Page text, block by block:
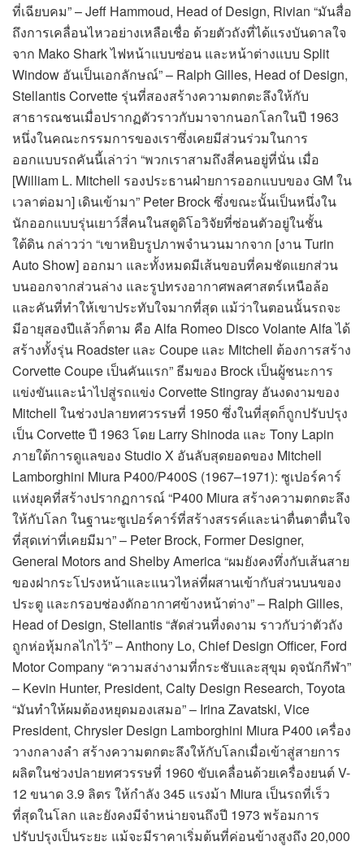
ที่เฉียบคม” – Jeff Hammoud, Head of Design, Rivian “มันสื่อ
ถึงการเคลื่อนไหวอย่างเหลือเชื่อ ด้วยตัวถังที่ได้แรงบันดาลใจ
จาก Mako Shark ไฟหน้าแบบซ่อน และหน้าต่างแบบ Split
Window อันเป็นเอกลักษณ์” – Ralph Gilles, Head of Design,
Stellantis Corvette รุ่นที่สองสร้างความตกตะลึงให้กับ
สาธารณชนเมื่อปรากฏตัวราวกับมาจากนอกโลกในปี 1963
หนึ่งในคณะกรรมการของเราซึ่งเคยมีส่วนร่วมในการ
ออกแบบรถคันนี้เล่าว่า “พวกเราสามถึงสี่คนอยู่ที่นั่น เมื่อ
[William L. Mitchell รองประธานฝ่ายการออกแบบของ GM ใน
เวลาต่อมา] เดินเข้ามา” Peter Brock ซึ่งขณะนั้นเป็นหนึ่งใน
นักออกแบบรุ่นเยาว์สี่คนในสตูดิโอวิจัยที่ซ่อนตัวอยู่ในชั้น
ใต้ดิน กล่าวว่า “เขาหยิบรูปภาพจำนวนมากจาก [งาน Turin
Auto Show] ออกมา และทั้งหมดมีเส้นขอบที่คมชัดแยกส่วน
บนออกจากส่วนล่าง และรูปทรงอากาศพลศาสตร์เหนือล้อ
และคันที่ทำให้เขาประทับใจมากที่สุด แม้ว่าในตอนนั้นรถจะ
มีอายุสองปีแล้วก็ตาม คือ Alfa Romeo Disco Volante Alfa ได้
สร้างทั้งรุ่น Roadster และ Coupe และ Mitchell ต้องการสร้าง
Corvette Coupe เป็นคันแรก” ธีมของ Brock เป็นผู้ชนะการ
แข่งขันและนำไปสู่รถแข่ง Corvette Stingray อันงดงามของ
Mitchell ในช่วงปลายทศวรรษที่ 1950 ซึ่งในที่สุดก็ถูกปรับปรุง
เป็น Corvette ปี 1963 โดย Larry Shinoda และ Tony Lapin
ภายใต้การดูแลของ Studio X อันลับสุดยอดของ Mitchell
Lamborghini Miura P400/P400S (1967–1971): ซูเปอร์คาร์
แห่งยุคที่สร้างปรากฏการณ์ “P400 Miura สร้างความตกตะลึง
ให้กับโลก ในฐานะซูเปอร์คาร์ที่สร้างสรรค์และน่าตื่นตาตื่นใจ
ที่สุดเท่าที่เคยมีมา” – Peter Brock, Former Designer,
General Motors and Shelby America “ผมยังคงทึ่งกับเส้นสาย
ของฝากระโปรงหน้าและแนวไหล่ที่ผสานเข้ากับส่วนบนของ
ประตู และกรอบช่องดักอากาศข้างหน้าต่าง” – Ralph Gilles,
Head of Design, Stellantis “สัดส่วนที่งดงาม ราวกับว่าตัวถัง
ถูกห่อหุ้มกลไกไว้” – Anthony Lo, Chief Design Officer, Ford
Motor Company “ความสง่างามที่กระชับและสุขุม ดุจนักกีฬา”
– Kevin Hunter, President, Calty Design Research, Toyota
“มันทำให้ผมต้องหยุดมองเสมอ” – Irina Zavatski, Vice
President, Chrysler Design Lamborghini Miura P400 เครื่อง
วางกลางลำ สร้างความตกตะลึงให้กับโลกเมื่อเข้าสู่สายการ
ผลิตในช่วงปลายทศวรรษที่ 1960 ขับเคลื่อนด้วยเครื่องยนต์ V-
12 ขนาด 3.9 ลิตร ให้กำลัง 345 แรงม้า Miura เป็นรถที่เร็ว
ที่สุดในโลก และยังคงมีจำหน่ายจนถึงปี 1973 พร้อมการ
ปรับปรุงเป็นระยะ แม้จะมีราคาเริ่มต้นที่ค่อนข้างสูงถึง 20,000